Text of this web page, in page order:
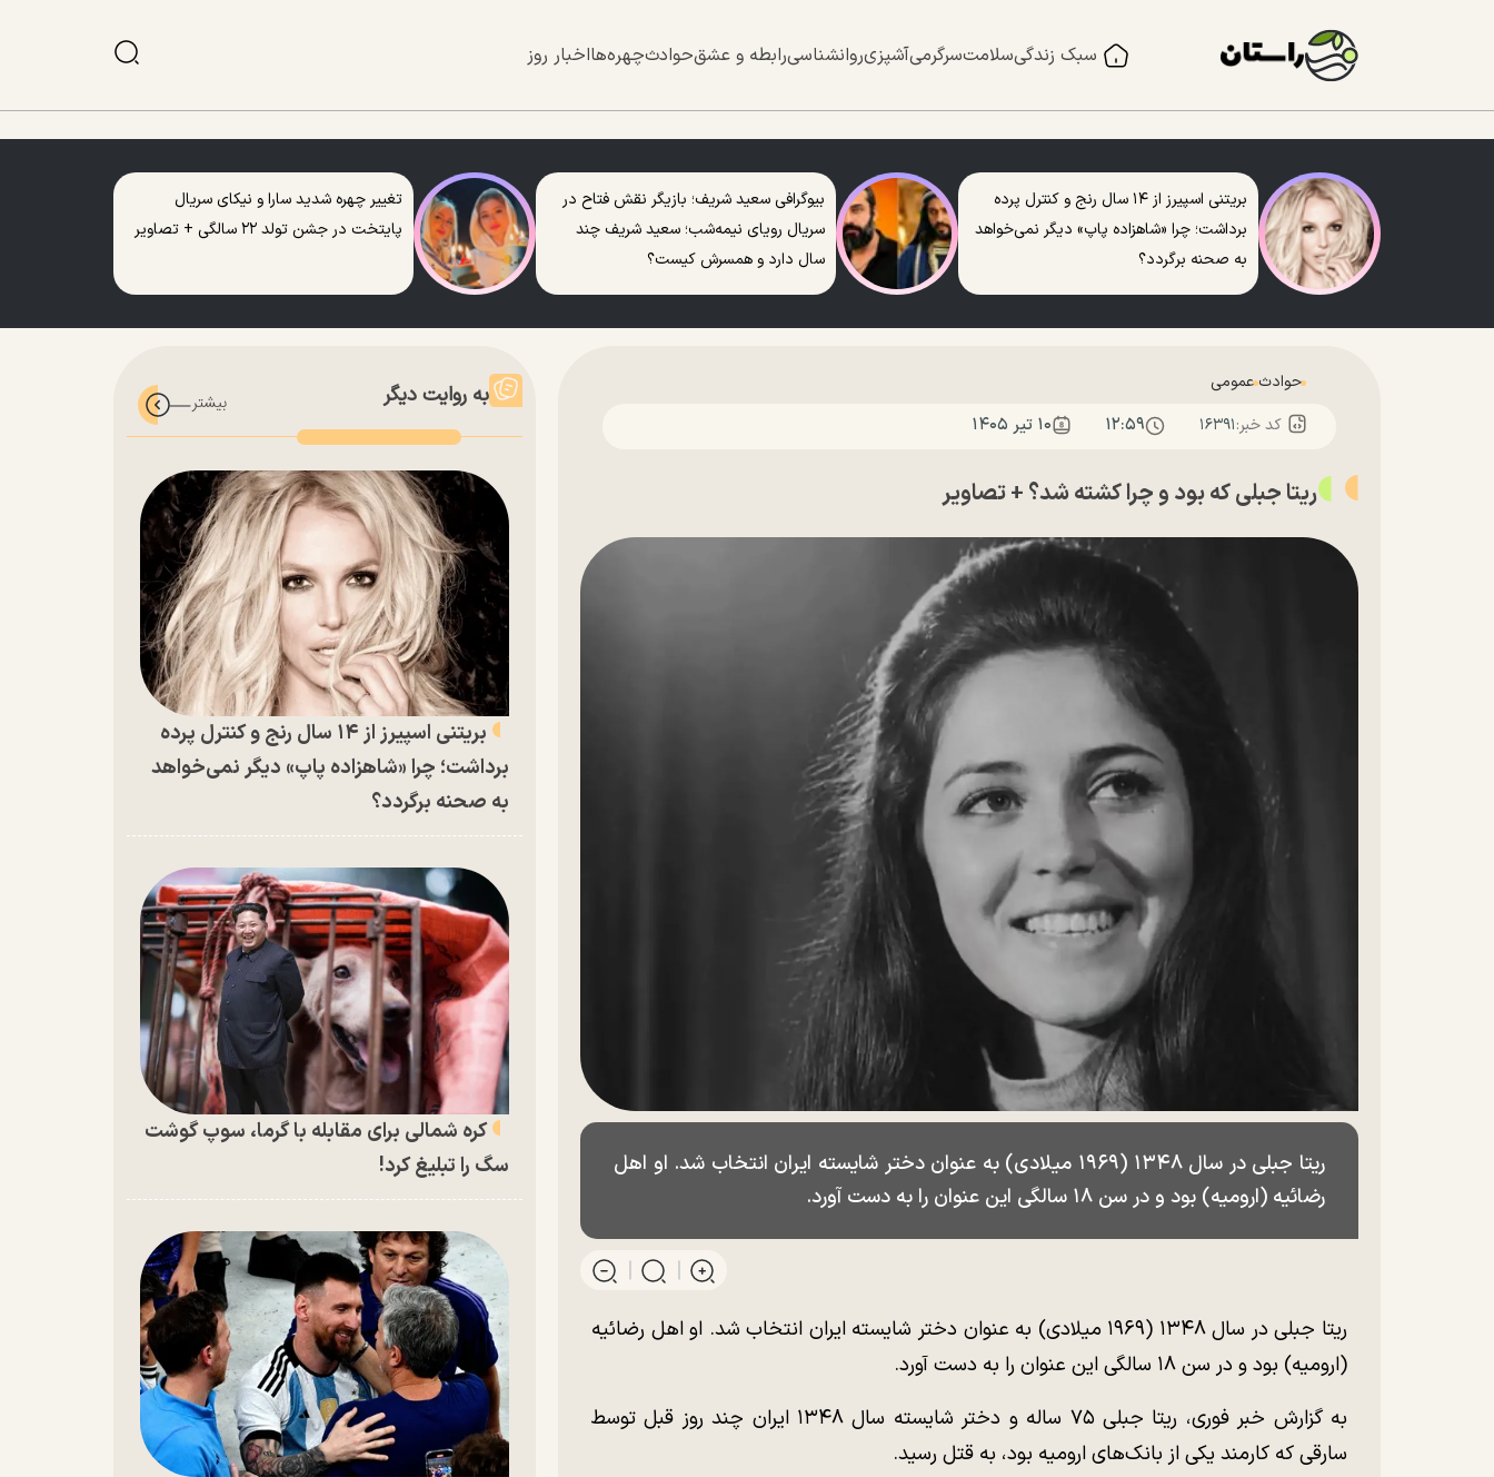
سبک زندگیسلامتسرگرمیآشپزیروانشناسیرابطه و عشقحوادثچهره‌هااخبار روز
بریتنی اسپیرز از ۱۴ سال رنج و کنترل پرده
برداشت؛ چرا «شاهزاده پاپ» دیگر نمی‌خواهد
به صحنه برگردد؟
بیوگرافی سعید شریف؛ بازیگر نقش فتاح در
سریال رویای نیمه‌شب؛ سعید شریف چند
سال دارد و همسرش کیست؟
تغییر چهره شدید سارا و نیکای سریال
پایتخت در جشن تولد ۲۲ سالگی + تصاویر
حوادث عمومی
کد خبر:۱۶۳۹۱ ۱۲:۵۹ ۱۰ تير ۱۴۰۵
ریتا جبلی که بود و چرا کشته شد؟ + تصاویر
ریتا جبلی در سال ۱۳۴۸ (۱۹۶۹ میلادی) به عنوان دختر شایسته ایران انتخاب شد. او اهل
رضائیه (ارومیه) بود و در سن ۱۸ سالگی این عنوان را به دست آورد.
ریتا جبلی در سال ۱۳۴۸ (۱۹۶۹ میلادی) به عنوان دختر شایسته ایران انتخاب شد. او اهل رضائیه
(ارومیه) بود و در سن ۱۸ سالگی این عنوان را به دست آورد.
به گزارش خبر فوری، ریتا جبلی ۷۵ ساله و دختر شایسته سال ۱۳۴۸ ایران چند روز قبل توسط
سارقی که کارمند یکی از بانک‌های ارومیه بود، به قتل رسید.
به روایت دیگر
بریتنی اسپیرز از ۱۴ سال رنج و کنترل پرده
برداشت؛ چرا «شاهزاده پاپ» دیگر نمی‌خواهد
به صحنه برگردد؟
کره شمالی برای مقابله با گرما، سوپ گوشت
سگ را تبلیغ کرد!